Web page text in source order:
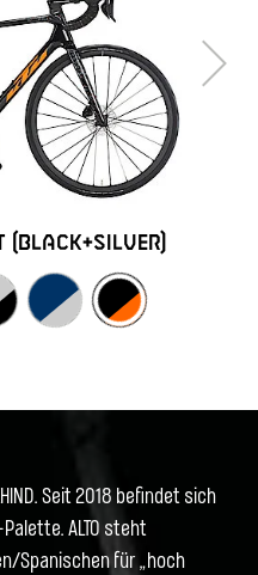
Next
Seit 2018 befindet sich
ALTO steht
Spanischen für „hoch